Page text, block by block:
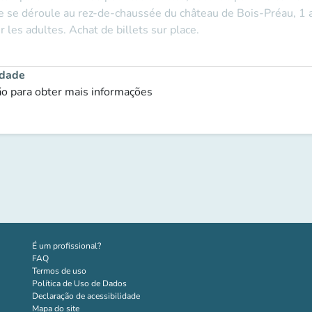
déroule au rez-de-chaussée du château de Bois-Préau,
les adultes. Achat de billets sur place.
para obter mais informações
É um profissional?(novo separador)
FAQ
Termos de uso
Política de Uso de Dados
Declaração de acessibilidade
Mapa do site